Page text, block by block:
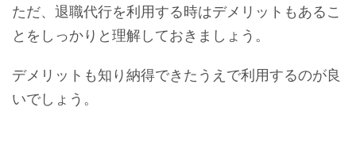
ただ、退職代行を利用する時はデメリットもあるこ
とをしっかりと理解しておきましょう。
デメリットも知り納得できたうえで利用するのが良
いでしょう。